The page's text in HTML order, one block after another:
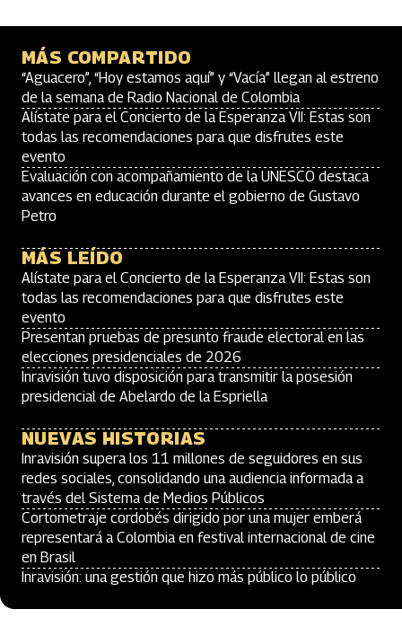
MÁS COMPARTIDO
“Aguacero”, “Hoy estamos aquí” y “Vacía” llegan al estreno
de la semana de Radio Nacional de Colombia
Alístate para el Concierto de la Esperanza VII: Estas son
todas las recomendaciones para que disfrutes este
evento
Evaluación con acompañamiento de la UNESCO destaca
avances en educación durante el gobierno de Gustavo
Petro
MÁS LEÍDO
Alístate para el Concierto de la Esperanza VII: Estas son
todas las recomendaciones para que disfrutes este
evento
Presentan pruebas de presunto fraude electoral en las
elecciones presidenciales de 2026
Inravisión tuvo disposición para transmitir la posesión
presidencial de Abelardo de la Espriella
NUEVAS HISTORIAS
Inravisión supera los 11 millones de seguidores en sus
redes sociales, consolidando una audiencia informada a
través del Sistema de Medios Públicos
Cortometraje cordobés dirigido por una mujer emberá
representará a Colombia en festival internacional de cine
en Brasil
Inravisión: una gestión que hizo más público lo público